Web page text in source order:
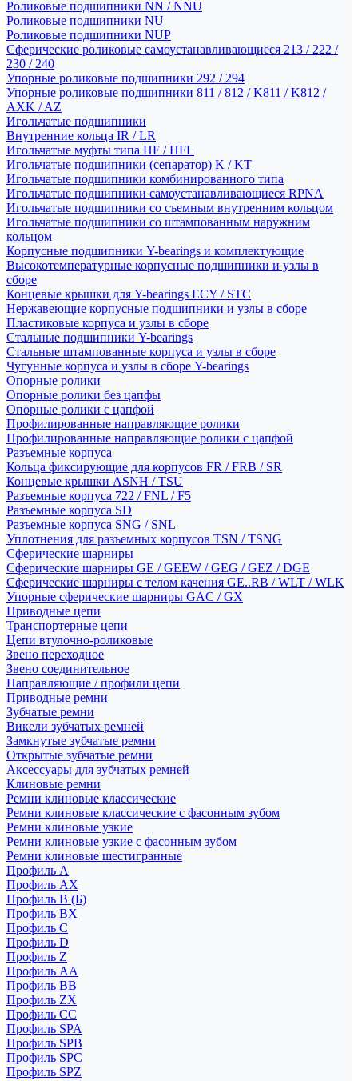
Роликовые подшипники NN / NNU
Роликовые подшипники NU
Роликовые подшипники NUP
Сферические роликовые самоустанавливающиеся 213 / 222 /
230 / 240
Упорные роликовые подшипники 292 / 294
Упорные роликовые подшипники 811 / 812 / K811 / K812 /
AXK / AZ
Игольчатые подшипники
Внутренние кольца IR / LR
Игольчатые муфты типа HF / HFL
Игольчатые подшипники (сепаратор) K / KT
Игольчатые подшипники комбинированного типа
Игольчатые подшипники самоустанавливающиеся RPNA
Игольчатые подшипники со съемным внутренним кольцом
Игольчатые подшипники со штампованным наружним
кольцом
Корпусные подшипники Y-bearings и комплектующие
Высокотемпературные корпусные подшипники и узлы в
сборе
Концевые крышки для Y-bearings ECY / STC
Нержавеющие корпусные подшипники и узлы в сборе
Пластиковые корпуса и узлы в сборе
Стальные подшипники Y-bearings
Стальные штампованные корпуса и узлы в сборе
Чугунные корпуса и узлы в сборе Y-bearings
Опорные ролики
Опорные ролики без цапфы
Опорные ролики с цапфой
Профилированные направляющие ролики
Профилированные направляющие ролики с цапфой
Разъемные корпуса
Кольца фиксирующие для корпусов FR / FRB / SR
Концевые крышки ASNH / TSU
Разъемные корпуса 722 / FNL / F5
Разъемные корпуса SD
Разъемные корпуса SNG / SNL
Уплотнения для разъемных корпусов TSN / TSNG
Сферические шарниры
Сферические шарниры GE / GEEW / GEG / GEZ / DGE
Сферические шарниры с телом качения GE..RB / WLT / WLK
Упорные сферические шарниры GAC / GX
Приводные цепи
Транспортерные цепи
Цепи втулочно-роликовые
Звено переходное
Звено соединительное
Направляющие / профили цепи
Приводные ремни
Зубчатые ремни
Викели зубчатых ремней
Замкнутые зубчатые ремни
Открытые зубчатые ремни
Аксессуары для зубчатых ремней
Клиновые ремни
Ремни клиновые классические
Ремни клиновые классические с фасонным зубом
Ремни клиновые узкие
Ремни клиновые узкие с фасонным зубом
Ремни клиновые шестигранные
Профиль A
Профиль AX
Профиль B (Б)
Профиль BX
Профиль C
Профиль D
Профиль Z
Профиль АА
Профиль BB
Профиль ZX
Профиль CC
Профиль SPA
Профиль SPB
Профиль SPC
Профиль SPZ